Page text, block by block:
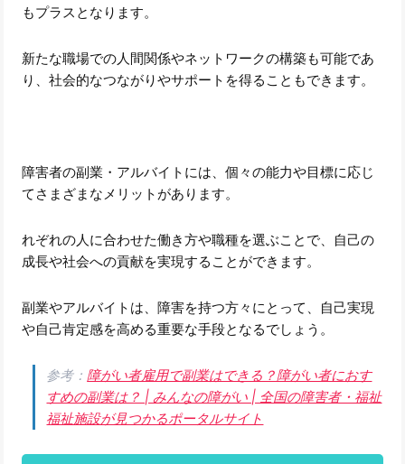
もプラスとなります。
新たな職場での人間関係やネットワークの構築も可能であ
り、社会的なつながりやサポートを得ることもできます。
障害者の副業・アルバイトには、個々の能力や目標に応じ
てさまざまなメリットがあります。
れぞれの人に合わせた働き方や職種を選ぶことで、自己の
成長や社会への貢献を実現することができます。
副業やアルバイトは、障害を持つ方々にとって、自己実現
や自己肯定感を高める重要な手段となるでしょう。
参考：障がい者雇用で副業はできる？障がい者におす
すめの副業は？ | みんなの障がい | 全国の障害者・福祉
福祉施設が見つかるポータルサイト